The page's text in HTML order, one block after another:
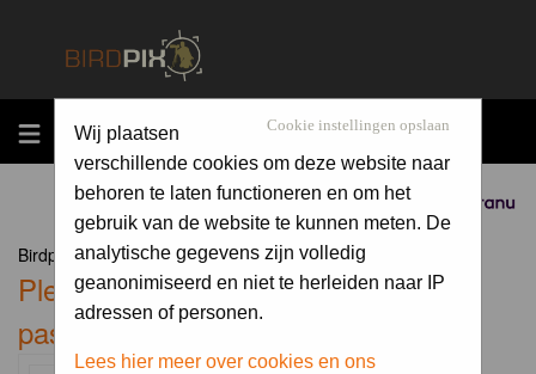
MENU
Sponsored by
Cookie instellingen opslaan
Wij plaatsen
verschillende cookies om deze website naar
behoren te laten functioneren en om het
gebruik van de website te kunnen meten. De
analytische gegevens zijn volledig
geanonimiseerd en niet te herleiden naar IP
adressen of personen.
Lees hier meer over cookies en ons
Birdpix.nl Forum Index
Please enter your username and
password to log in.